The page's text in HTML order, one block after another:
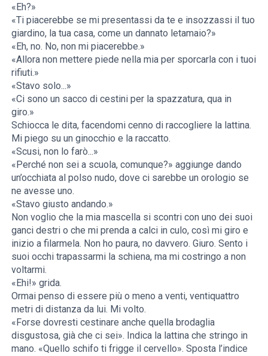
«Eh?»
«Ti piacerebbe se mi presentassi da te e insozzassi il tuo
giardino, la tua casa, come un dannato letamaio?»
«Eh, no. No, non mi piacerebbe.»
«Allora non mettere piede nella mia per sporcarla con i tuoi
rifiuti.»
«Stavo solo...»
«Ci sono un sacco di cestini per la spazzatura, qua in
giro.»
Schiocca le dita, facendomi cenno di raccogliere la lattina.
Mi piego su un ginocchio e la raccatto.
«Scusi, non lo farò...»
«Perché non sei a scuola, comunque?» aggiunge dando
un’occhiata al polso nudo, dove ci sarebbe un orologio se
ne avesse uno.
«Stavo giusto andando.»
Non voglio che la mia mascella si scontri con uno dei suoi
ganci destri o che mi prenda a calci in culo, così mi giro e
inizio a filarmela. Non ho paura, no davvero. Giuro. Sento i
suoi occhi trapassarmi la schiena, ma mi costringo a non
voltarmi.
«Ehi!» grida.
Ormai penso di essere più o meno a venti, ventiquattro
metri di distanza da lui. Mi volto.
«Forse dovresti cestinare anche quella brodaglia
disgustosa, già che ci sei». Indica la lattina che stringo in
mano. «Quello schifo ti frigge il cervello». Sposta l’indice